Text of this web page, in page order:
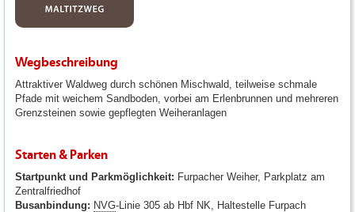
Wegbeschreibung
Attraktiver Waldweg durch schönen Mischwald, teilweise schmale
Pfade mit weichem Sandboden, vorbei am Erlenbrunnen und mehreren
Grenzsteinen sowie gepflegten Weiheranlagen
Starten & Parken
Startpunkt und Parkmöglichkeit: Furpacher Weiher, Parkplatz am
Zentralfriedhof
Busanbindung: NVG-Linie 305 ab Hbf NK, Haltestelle Furpach